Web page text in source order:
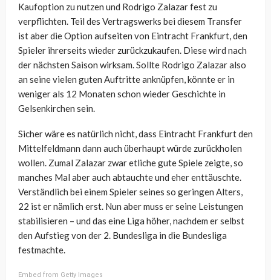
Kaufoption zu nutzen und Rodrigo Zalazar fest zu
verpflichten. Teil des Vertragswerks bei diesem Transfer
ist aber die Option aufseiten von Eintracht Frankfurt, den
Spieler ihrerseits wieder zurückzukaufen. Diese wird nach
der nächsten Saison wirksam. Sollte Rodrigo Zalazar also
an seine vielen guten Auftritte anknüpfen, könnte er in
weniger als 12 Monaten schon wieder Geschichte in
Gelsenkirchen sein.
Sicher wäre es natürlich nicht, dass Eintracht Frankfurt den
Mittelfeldmann dann auch überhaupt würde zurückholen
wollen. Zumal Zalazar zwar etliche gute Spiele zeigte, so
manches Mal aber auch abtauchte und eher enttäuschte.
Verständlich bei einem Spieler seines so geringen Alters,
22 ist er nämlich erst. Nun aber muss er seine Leistungen
stabilisieren – und das eine Liga höher, nachdem er selbst
den Aufstieg von der 2. Bundesliga in die Bundesliga
festmachte.
Embed from Getty Images